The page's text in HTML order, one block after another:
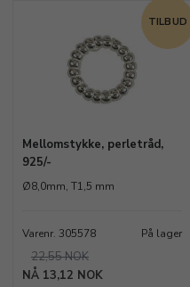
TILBUD
Mellomstykke, perletråd,
925/-
Ø8,0mm, T1,5 mm
Varenr. 305578 På lager
13,12 NOK
22,55 NOK